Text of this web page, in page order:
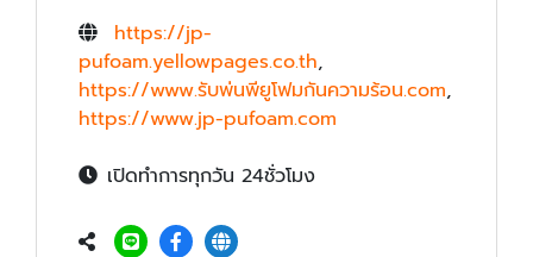
https://jp-
pufoam.yellowpages.co.th,
https://www.รับพ่นพียูโฟมกันความร้อน.com,
https://www.jp-pufoam.com
เปิดทำการทุกวัน 24ชั่วโมง